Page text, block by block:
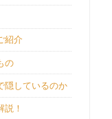
紹介
の
隠しているのか
！